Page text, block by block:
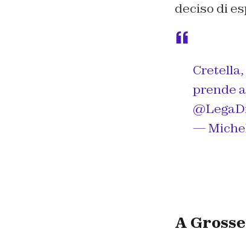
deciso di
prende
—
A